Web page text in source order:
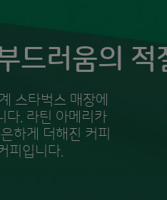
드러움의 적
스타벅스 매장에
다. 라틴 아메리카
하게 더해진 커피
피입니다.